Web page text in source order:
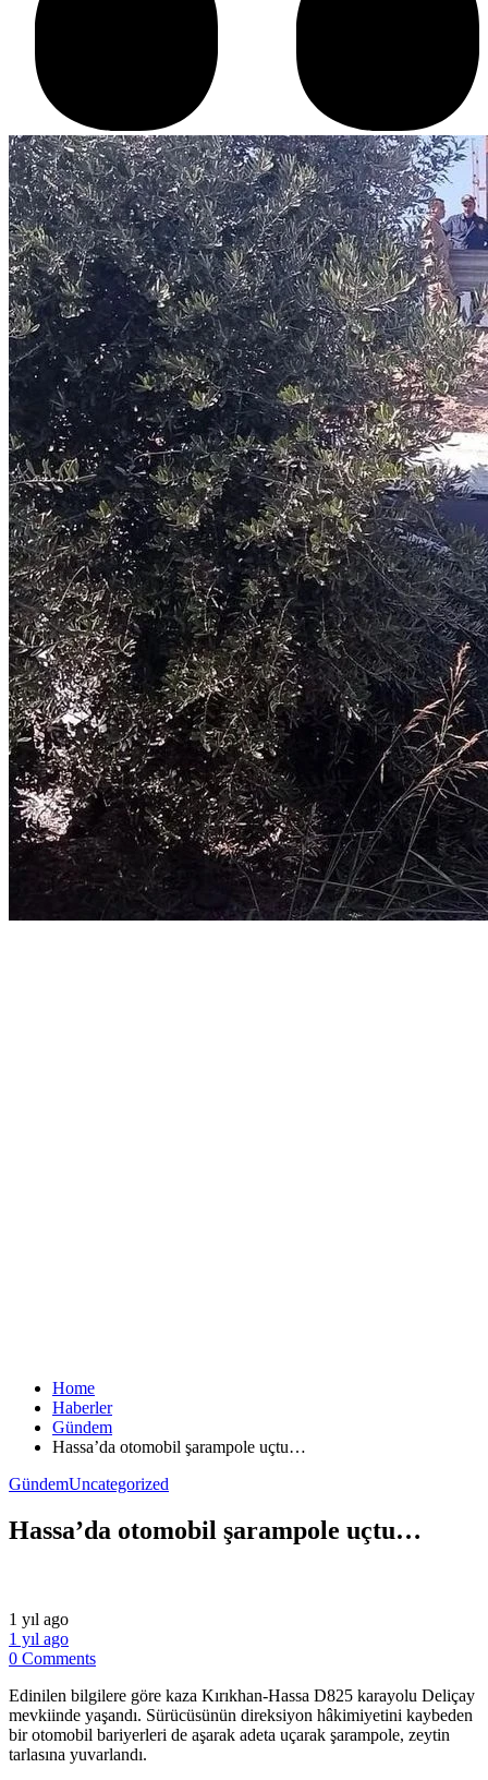
Home
Haberler
Gündem
Hassa’da otomobil şarampole uçtu…
GündemUncategorized
Hassa’da otomobil şarampole uçtu…
1 yıl ago
1 yıl ago
0 Comments
Edinilen bilgilere göre kaza Kırıkhan-Hassa D825 karayolu Deliçay
mevkiinde yaşandı. Sürücüsünün direksiyon hâkimiyetini kaybeden
bir otomobil bariyerleri de aşarak adeta uçarak şarampole, zeytin
tarlasına yuvarlandı.